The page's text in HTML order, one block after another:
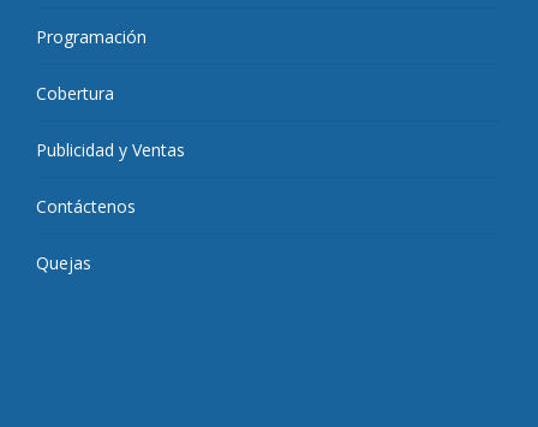
Programación
Cobertura
Publicidad y Ventas
Contáctenos
Quejas